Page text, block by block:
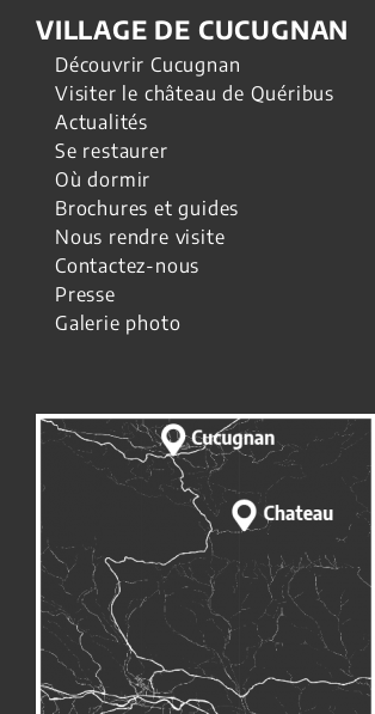
VILLAGE DE CUCUGNAN
Découvrir Cucugnan
Visiter le château de Quéribus
Actualités
Se restaurer
Où dormir
Brochures et guides
Nous rendre visite
Contactez-nous
Presse
Galerie photo